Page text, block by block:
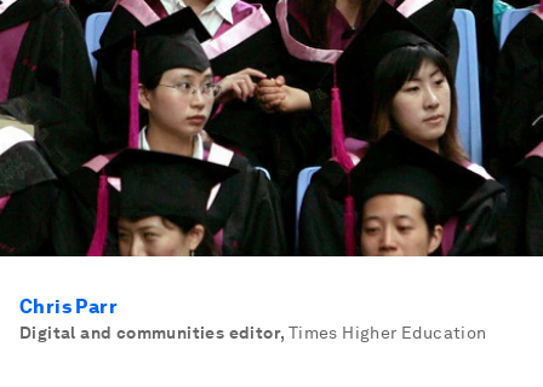
Chris Parr
Digital and communities editor, Times Higher Education